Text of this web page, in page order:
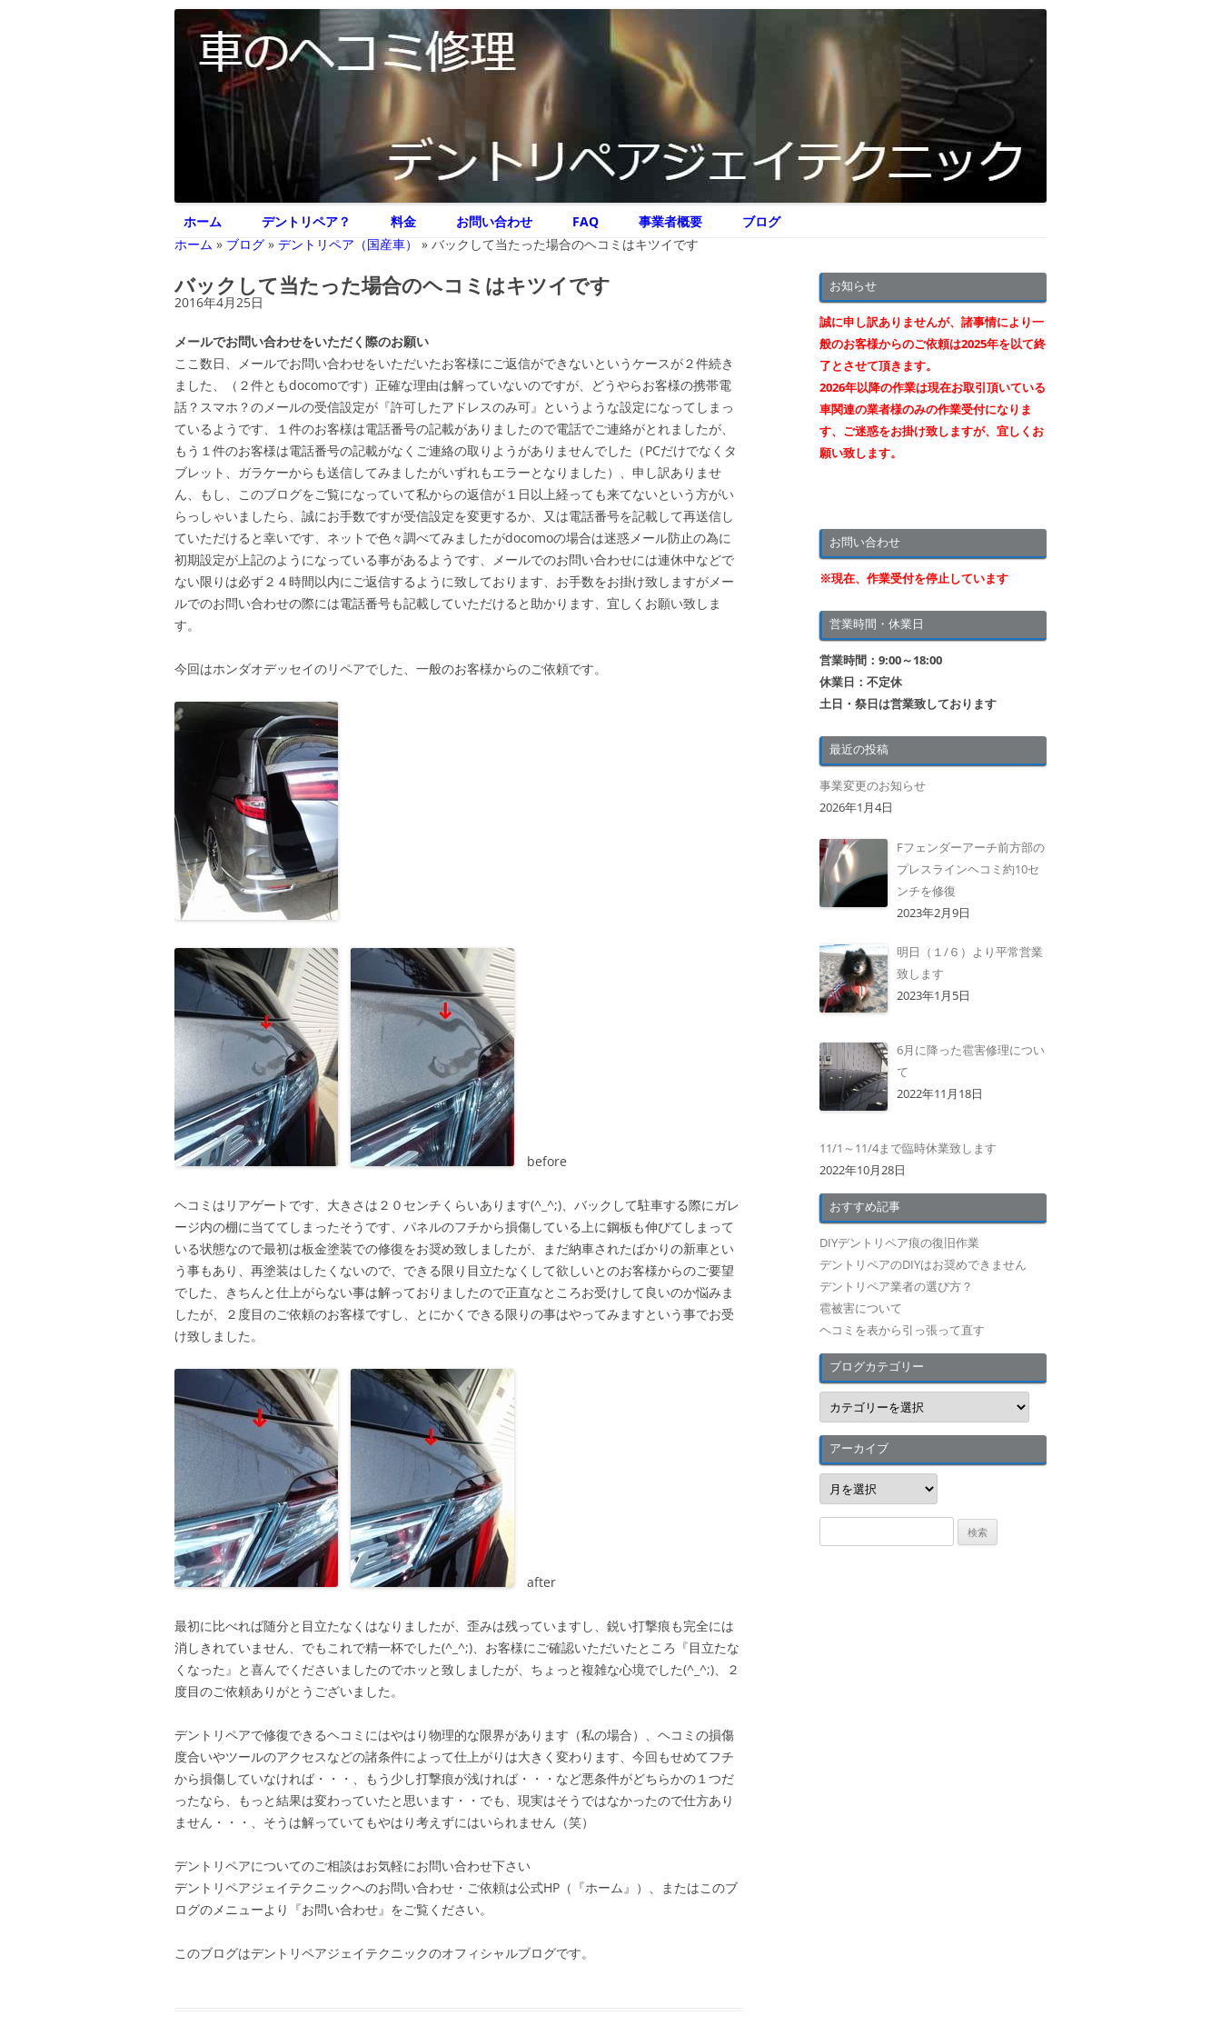
デントリペア ジェイテクニック
車のヘコミ修理専門 神奈川県横浜市 デントリペア ジェイテクニック
テ
ン
ホーム デントリペア？ 料金 お問い合わせ FAQ 事業者概要
ブログ
ホーム » ブログ » デントリペア（国産車） » バックして当たった場合のヘコミはキツイです
バックして当たった場合のヘコミはキツイです
2016年4月25日
メールでお問い合わせをいただく際のお願い
ここ数日、メールでお問い合わせをいただいたお客様にご返信ができないというケースが２件続き
ました、（２件ともdocomoです）正確な理由は解っていないのですが、どうやらお客様の携帯電
話？スマホ？のメールの受信設定が『許可したアドレスのみ可』というような設定になってしまっ
ているようです、１件のお客様は電話番号の記載がありましたので電話でご連絡がとれましたが、
もう１件のお客様は電話番号の記載がなくご連絡の取りようがありませんでした（PCだけでなくタ
ブレット、ガラケーからも送信してみましたがいずれもエラーとなりました）、申し訳ありませ
ん、もし、このブログをご覧になっていて私からの返信が１日以上経っても来てないという方がい
らっしゃいましたら、誠にお手数ですが受信設定を変更するか、又は電話番号を記載して再送信し
ていただけると幸いです、ネットで色々調べてみましたがdocomoの場合は迷惑メール防止の為に
初期設定が上記のようになっている事があるようです、メールでのお問い合わせには連休中などで
ない限りは必ず２４時間以内にご返信するように致しております、お手数をお掛け致しますがメー
ルでのお問い合わせの際には電話番号も記載していただけると助かります、宜しくお願い致しま
す。
今回はホンダオデッセイのリペアでした、一般のお客様からのご依頼です。
before
ヘコミはリアゲートです、大きさは２０センチくらいあります(^_^;)、バックして駐車する際にガレ
ージ内の棚に当ててしまったそうです、パネルのフチから損傷している上に鋼板も伸びてしまって
いる状態なので最初は板金塗装での修復をお奨め致しましたが、まだ納車されたばかりの新車とい
う事もあり、再塗装はしたくないので、できる限り目立たなくして欲しいとのお客様からのご要望
でした、きちんと仕上がらない事は解っておりましたので正直なところお受けして良いのか悩みま
したが、２度目のご依頼のお客様ですし、とにかくできる限りの事はやってみますという事でお受
け致しました。
after
最初に比べれば随分と目立たなくはなりましたが、歪みは残っていますし、鋭い打撃痕も完全には
消しきれていません、でもこれで精一杯でした(^_^;)、お客様にご確認いただいたところ『目立たな
くなった』と喜んでくださいましたのでホッと致しましたが、ちょっと複雑な心境でした(^_^;)、２
度目のご依頼ありがとうございました。
デントリペアで修復できるヘコミにはやはり物理的な限界があります（私の場合）、ヘコミの損傷
度合いやツールのアクセスなどの諸条件によって仕上がりは大きく変わります、今回もせめてフチ
から損傷していなければ・・・、もう少し打撃痕が浅ければ・・・など悪条件がどちらかの１つだ
ったなら、もっと結果は変わっていたと思います・・でも、現実はそうではなかったので仕方あり
ません・・・、そうは解っていてもやはり考えずにはいられません（笑）
デントリペアについてのご相談はお気軽にお問い合わせ下さい
デントリペアジェイテクニックへのお問い合わせ・ご依頼は公式HP（『ホーム』）、またはこのブ
ログのメニューより『お問い合わせ』をご覧ください。
このブログはデントリペアジェイテクニックのオフィシャルブログです。
お知らせ
誠に申し訳ありませんが、諸事情により一
般のお客様からのご依頼は2025年を以て終
了とさせて頂きます。
2026年以降の作業は現在お取引頂いている
車関連の業者様のみの作業受付になりま
す、ご迷惑をお掛け致しますが、宜しくお
願い致します。
お問い合わせ
※現在、作業受付を停止しています
営業時間・休業日
営業時間：9:00～18:00
休業日：不定休
土日・祭日は営業致しております
最近の投稿
事業変更のお知らせ
2026年1月4日
Fフェンダーアーチ前方部の
プレスラインヘコミ約10セ
ンチを修復
2023年2月9日
明日（１/６）より平常営業
致します
2023年1月5日
6月に降った雹害修理につい
て
2022年11月18日
11/1～11/4まで臨時休業致します
2022年10月28日
おすすめ記事
DIYデントリペア痕の復旧作業
デントリペアのDIYはお奨めできません
デントリペア業者の選び方？
雹被害について
ヘコミを表から引っ張って直す
ブログカテゴリー
ブ
ロ
グ
カ
テ
ゴ
リ
アーカイブ
ア
ー
カ
イ
索